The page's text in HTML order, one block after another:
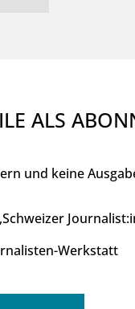
ALS
und keine
Werkstatt